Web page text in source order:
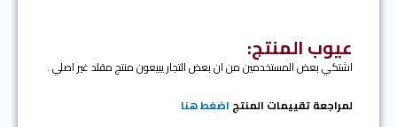
عيوب المنتج:
اشتكي بعض المستخدمين من ان بعض التجار يبيعون منتج مقلد غير اصلي .
لمراجعة تقييمات المنتج اضغط هنا